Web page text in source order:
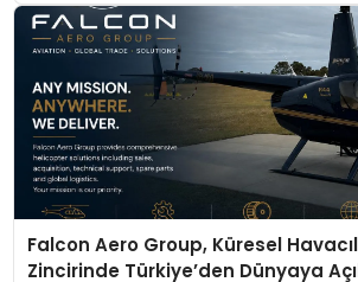
Falcon Aero Group, Küresel
Zincirinde Türkiye’den Dünyaya